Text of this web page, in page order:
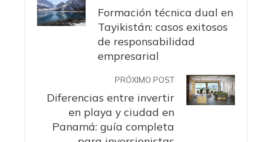
Formación técnica dual en
Tayikistán: casos exitosos
de responsabilidad
empresarial
PRÓXIMO POST
Diferencias entre invertir
en playa y ciudad en
Panamá: guía completa